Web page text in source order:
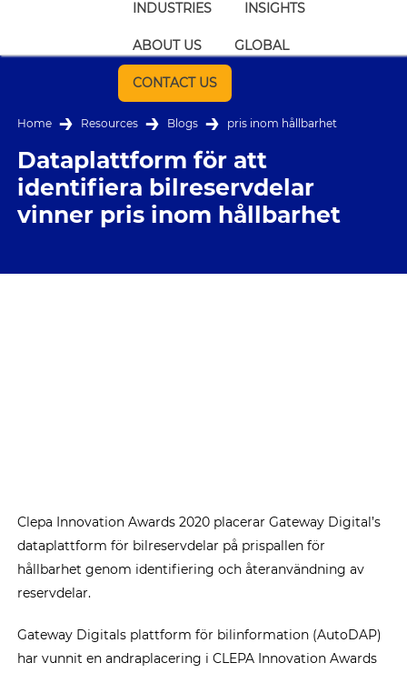
INDUSTRIES INSIGHTS
ABOUT US GLOBAL
CONTACT US
Home Resources Blogs pris inom hållbarhet
Dataplattform för att
identifiera bilreservdelar
vinner pris inom hållbarhet
Clepa Innovation Awards 2020 placerar Gateway Digital’s
dataplattform för bilreservdelar på prispallen för
hållbarhet genom identifiering och återanvändning av
reservdelar.
Gateway Digitals plattform för bilinformation (AutoDAP)
har vunnit en andraplacering i CLEPA Innovation Awards